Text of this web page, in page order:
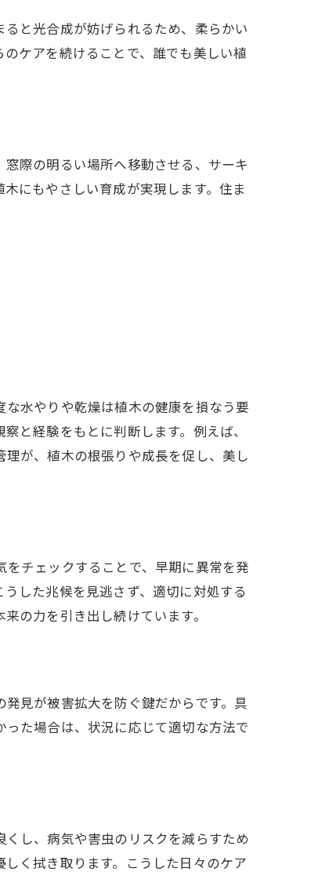
と光合成が妨げられるため、柔らかい
ケアを続けることで、誰でも美しい植
際の明るい場所へ移動させる、サーキ
にもやさしい育成が実現します。住ま
水やりや乾燥は植木の健康を損なう要
と経験をもとに判断します。例えば、
が、植木の根張りや成長を促し、美し
チェックすることで、早期に異常を発
した兆候を見逃さず、適切に対処する
の力を引き出し続けています。
見が被害拡大を防ぐ鍵だからです。具
た場合は、状況に応じて適切な方法で
し、病気や害虫のリスクを減らすため
く拭き取ります。こうした日々のケア